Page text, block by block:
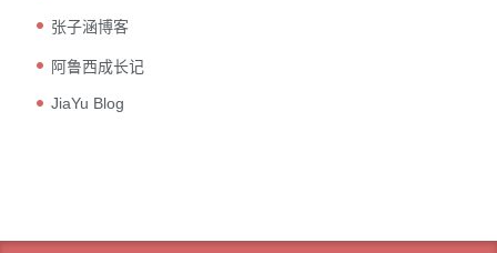
张子涵博客
阿鲁西成长记
JiaYu Blog